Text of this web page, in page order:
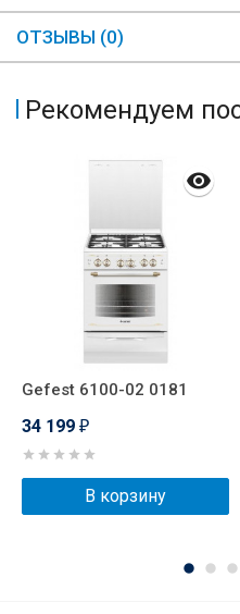
ОТЗЫВЫ (0)
Рекомендуем
Gefest 6100-02 0181
34 199 ₽
В корзину